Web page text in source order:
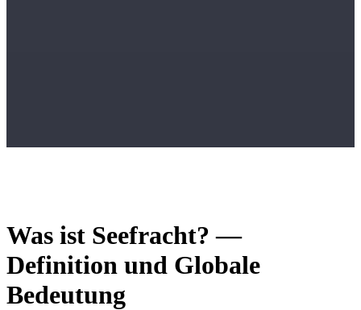
Was ist Seefracht? —
Definition und Globale
Bedeutung